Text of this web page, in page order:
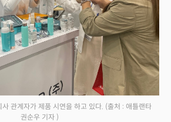
관계자가 제품 시연을 하고 있다. (출처 : 애틀랜타
권순우 기자 )